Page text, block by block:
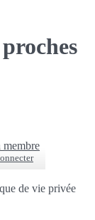
membre
de vie privée